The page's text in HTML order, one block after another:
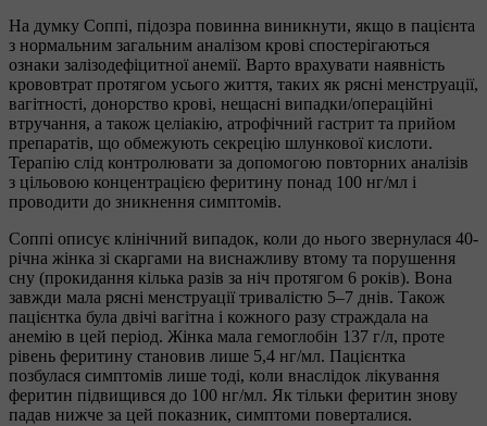
На думку Соппі, підозра повинна виникнути, якщо в пацієнта
з нормальним загальним аналізом крові спостерігаються
ознаки залізодефіцитної анемії. Варто врахувати наявність
крововтрат протягом усього життя, таких як рясні менструації,
вагітності, донорство крові, нещасні випадки/операційні
втручання, а також целіакію, атрофічний гастрит та прийом
препаратів, що обмежують секрецію шлункової кислоти.
Терапію слід контролювати за допомогою повторних аналізів
з цільовою концентрацією феритину понад 100 нг/мл і
проводити до зникнення симптомів.
Соппі описує клінічний випадок, коли до нього звернулася 40-
річна жінка зі скаргами на виснажливу втому та порушення
сну (прокидання кілька разів за ніч протягом 6 років). Вона
завжди мала рясні менструації тривалістю 5–7 днів. Також
пацієнтка була двічі вагітна і кожного разу страждала на
анемію в цей період. Жінка мала гемоглобін 137 г/л, проте
рівень феритину становив лише 5,4 нг/мл. Пацієнтка
позбулася симптомів лише тоді, коли внаслідок лікування
феритин підвищився до 100 нг/мл. Як тільки феритин знову
падав нижче за цей показник, симптоми поверталися.